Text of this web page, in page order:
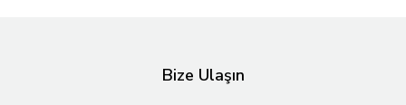
Bize Ulaşın